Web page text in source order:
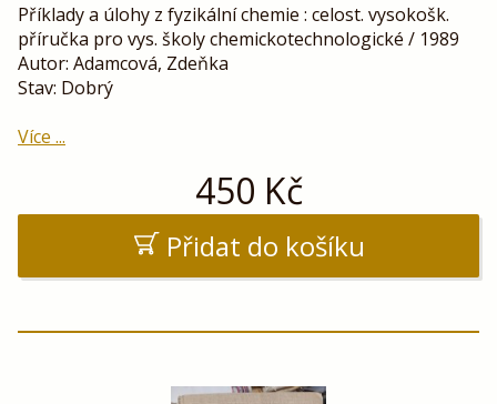
Příklady a úlohy z fyzikální chemie : celost. vysokošk.
příručka pro vys. školy chemickotechnologické / 1989
Autor: Adamcová, Zdeňka
Stav: Dobrý
Více ...
450 Kč
Přidat do košíku